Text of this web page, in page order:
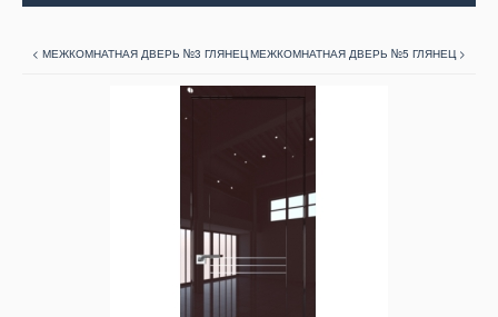
< МЕЖКОМНАТНАЯ ДВЕРЬ №3 ГЛЯНЕЦМЕЖКОМНАТНАЯ ДВЕРЬ №5 ГЛЯНЕЦ >